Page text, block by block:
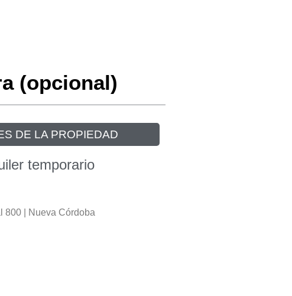
(opcional)
DE LA PROPIEDAD
temporario
800 | Nueva Córdoba